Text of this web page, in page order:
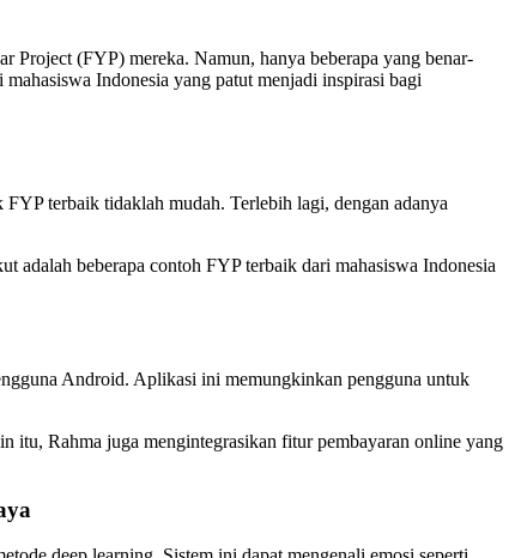
(FYP) mereka. Namun, hanya beberapa yang benar-
Indonesia yang patut menjadi inspirasi bagi
terbaik tidaklah mudah. Terlebih lagi, dengan adanya
adalah beberapa contoh FYP terbaik dari mahasiswa Indonesia
Android. Aplikasi ini memungkinkan pengguna untuk
itu, Rahma juga mengintegrasikan fitur pembayaran online yang